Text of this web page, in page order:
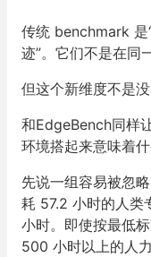
传统 benchmark 是
迹”。它们不是在同
但这个新维度不是
和EdgeBench同样
环境搭起来意味着什
先说一组容易被忽
耗 57.2 小时的人类
小时。即使按最低
500 小时以上的人